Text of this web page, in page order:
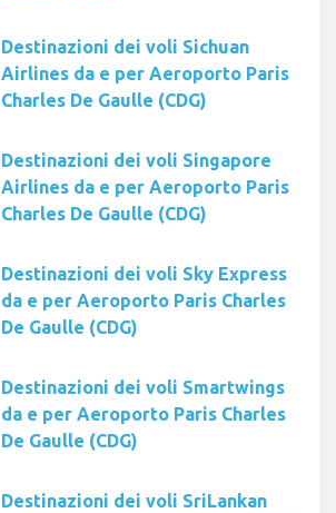
Destinazioni dei voli Sichuan
Airlines da e per Aeroporto Paris
Charles De Gaulle (CDG)
Destinazioni dei voli Singapore
Airlines da e per Aeroporto Paris
Charles De Gaulle (CDG)
Destinazioni dei voli Sky Express
da e per Aeroporto Paris Charles
De Gaulle (CDG)
Destinazioni dei voli Smartwings
da e per Aeroporto Paris Charles
De Gaulle (CDG)
Destinazioni dei voli SriLankan